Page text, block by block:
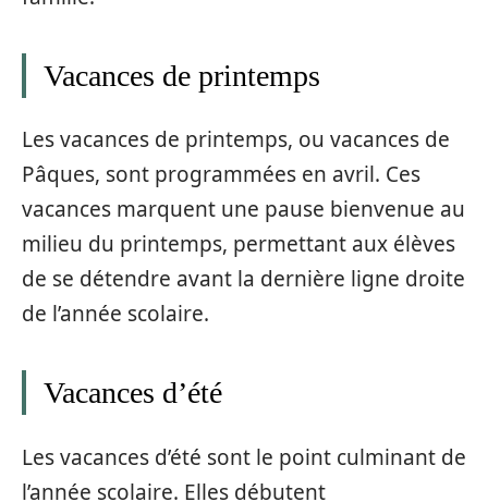
Vacances de printemps
Les vacances de printemps, ou vacances de
Pâques, sont programmées en avril. Ces
vacances marquent une pause bienvenue au
milieu du printemps, permettant aux élèves
de se détendre avant la dernière ligne droite
de l’année scolaire.
Vacances d’été
Les vacances d’été sont le point culminant de
l’année scolaire. Elles débutent